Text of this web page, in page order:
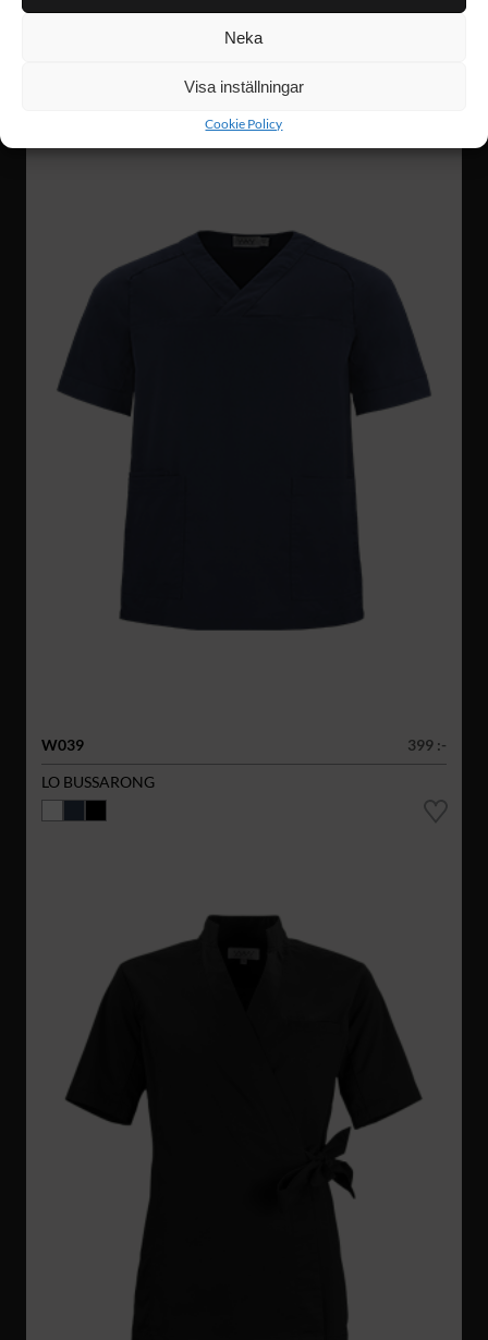
Neka
Visa inställningar
Cookie Policy
W039
399 :-
LO BUSSARONG